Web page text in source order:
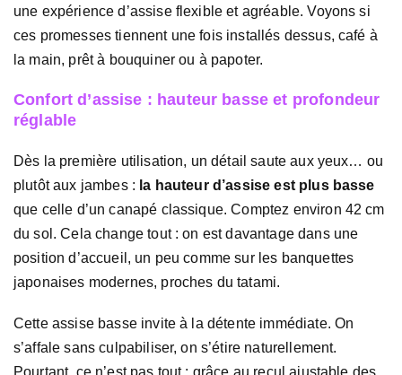
une expérience d’assise flexible et agréable. Voyons si
ces promesses tiennent une fois installés dessus, café à
la main, prêt à bouquiner ou à papoter.
Confort d’assise : hauteur basse et profondeur
réglable
Dès la première utilisation, un détail saute aux yeux… ou
plutôt aux jambes : la hauteur d’assise est plus basse
que celle d’un canapé classique. Comptez environ 42 cm
du sol. Cela change tout : on est davantage dans une
position d’accueil, un peu comme sur les banquettes
japonaises modernes, proches du tatami.
Cette assise basse invite à la détente immédiate. On
s’affale sans culpabiliser, on s’étire naturellement.
Pourtant, ce n’est pas tout : grâce au recul ajustable des